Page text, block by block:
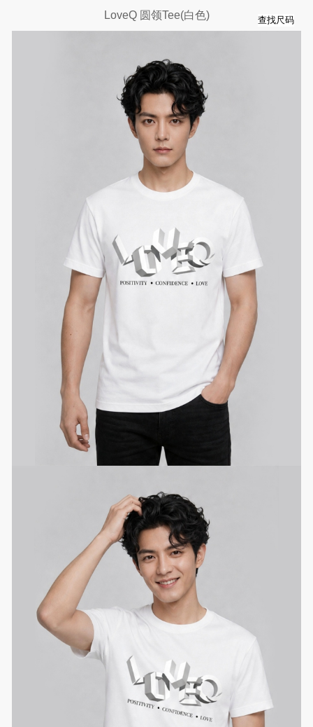
LoveQ 圆领Tee(白色)